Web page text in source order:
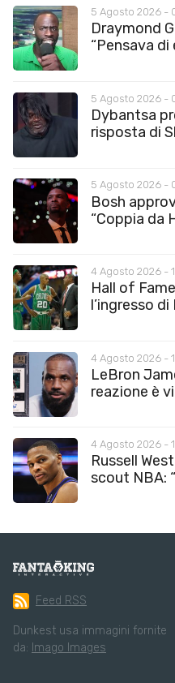
5 Agosto 2026 -
Draymond
“Pensava di
5 Agosto 2026 -
Dybantsa
risposta di
5 Agosto 2026 -
Bosh
“Coppia da
4 Agosto 2026 -
Hall of
l’ingresso di
4 Agosto 2026 -
LeBron
reazione è
4 Agosto 2026 -
Russell
scout NBA:
Feed RSS
Dunkest usa immagini fornite
da: Imago Images